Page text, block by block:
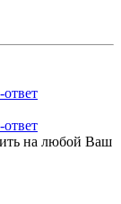
на любой Ваш